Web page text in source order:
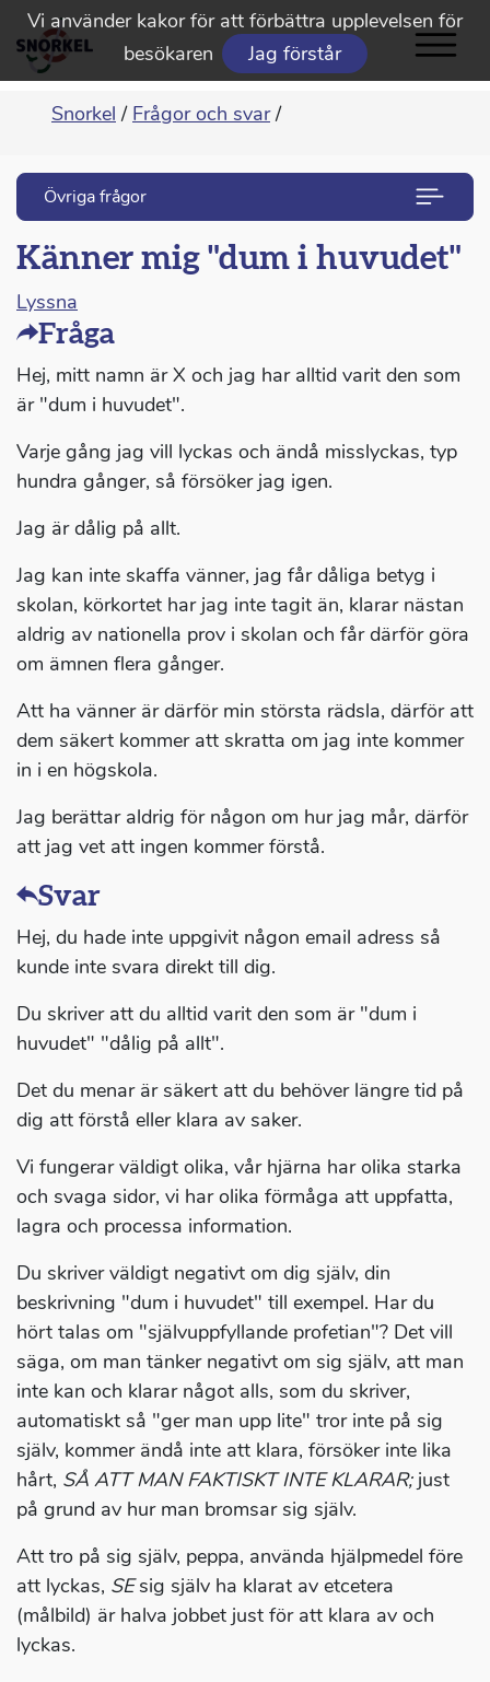
Vi använder kakor för att förbättra upplevelsen för
besökaren
Jag förstår
Snorkel / Frågor och svar /
Övriga frågor
Känner mig "dum i huvudet"
Lyssna
Fråga
Hej, mitt namn är X och jag har alltid varit den som
är "dum i huvudet".
Varje gång jag vill lyckas och ändå misslyckas, typ
hundra gånger, så försöker jag igen.
Jag är dålig på allt.
Jag kan inte skaffa vänner, jag får dåliga betyg i
skolan, körkortet har jag inte tagit än, klarar nästan
aldrig av nationella prov i skolan och får därför göra
om ämnen flera gånger.
Att ha vänner är därför min största rädsla, därför att
dem säkert kommer att skratta om jag inte kommer
in i en högskola.
Jag berättar aldrig för någon om hur jag mår, därför
att jag vet att ingen kommer förstå.
Svar
Hej, du hade inte uppgivit någon email adress så
kunde inte svara direkt till dig.
Du skriver att du alltid varit den som är "dum i
huvudet" "dålig på allt".
Det du menar är säkert att du behöver längre tid på
dig att förstå eller klara av saker.
Vi fungerar väldigt olika, vår hjärna har olika starka
och svaga sidor, vi har olika förmåga att uppfatta,
lagra och processa information.
Du skriver väldigt negativt om dig själv, din
beskrivning "dum i huvudet" till exempel. Har du
hört talas om "självuppfyllande profetian"? Det vill
säga, om man tänker negativt om sig själv, att man
inte kan och klarar något alls, som du skriver,
automatiskt så "ger man upp lite" tror inte på sig
själv, kommer ändå inte att klara, försöker inte lika
hårt, SÅ ATT MAN FAKTISKT INTE KLARAR;just
på grund av hur man bromsar sig själv.
Att tro på sig själv, peppa, använda hjälpmedel före
att lyckas, SEsig själv ha klarat av etcetera
(målbild) är halva jobbet just för att klara av och
lyckas.